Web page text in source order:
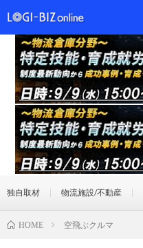
独自取材 物流施設/不動産
HOME 空飛ぶクルマ